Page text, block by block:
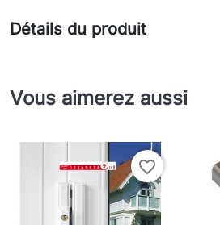
Détails du produit
Vous aimerez aussi
favorite_border